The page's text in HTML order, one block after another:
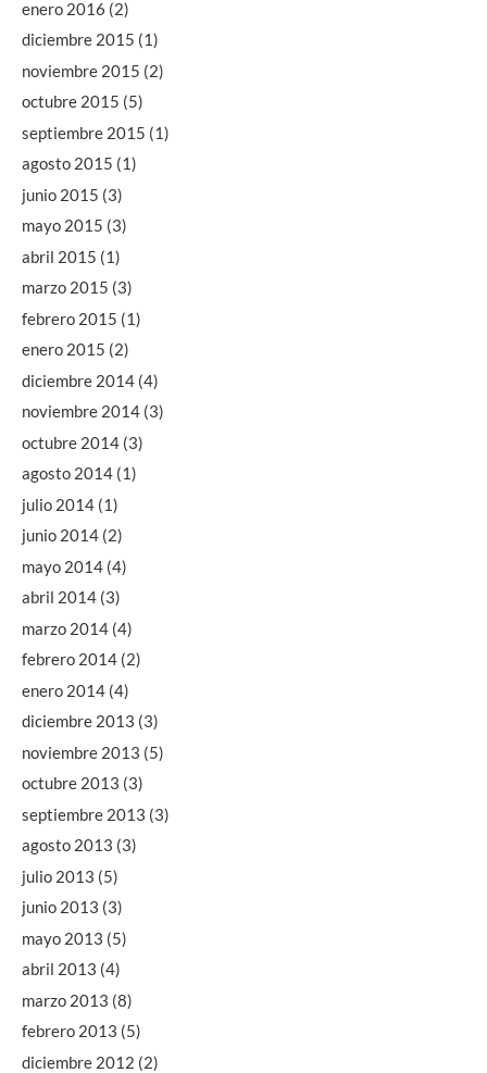
enero 2016 (2)
diciembre 2015 (1)
noviembre 2015 (2)
octubre 2015 (5)
septiembre 2015 (1)
agosto 2015 (1)
junio 2015 (3)
mayo 2015 (3)
abril 2015 (1)
marzo 2015 (3)
febrero 2015 (1)
enero 2015 (2)
diciembre 2014 (4)
noviembre 2014 (3)
octubre 2014 (3)
agosto 2014 (1)
julio 2014 (1)
junio 2014 (2)
mayo 2014 (4)
abril 2014 (3)
marzo 2014 (4)
febrero 2014 (2)
enero 2014 (4)
diciembre 2013 (3)
noviembre 2013 (5)
octubre 2013 (3)
septiembre 2013 (3)
agosto 2013 (3)
julio 2013 (5)
junio 2013 (3)
mayo 2013 (5)
abril 2013 (4)
marzo 2013 (8)
febrero 2013 (5)
diciembre 2012 (2)